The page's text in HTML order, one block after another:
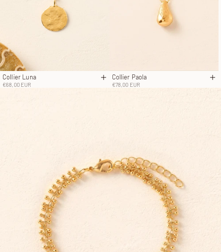
Collier Luna
Prix de vente
€68,00 EUR Ajouter au panier
Collier Paola
Prix de vente
€78,00 EUR